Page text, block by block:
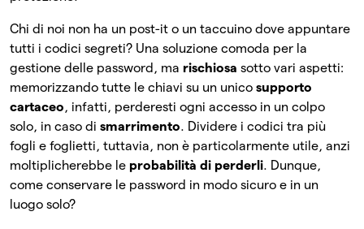
Chi di noi non ha un post-it o un taccuino dove appuntare
tutti i codici segreti? Una soluzione comoda per la
gestione delle password, ma rischiosa sotto vari aspetti:
memorizzando tutte le chiavi su un unico supporto
cartaceo, infatti, perderesti ogni accesso in un colpo
solo, in caso di smarrimento. Dividere i codici tra più
fogli e foglietti, tuttavia, non è particolarmente utile, anzi
moltiplicherebbe le probabilità di perderli. Dunque,
come conservare le password in modo sicuro e in un
luogo solo?